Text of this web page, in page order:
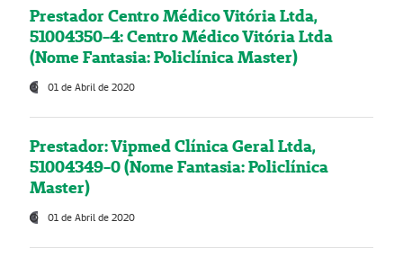
Prestador Centro Médico Vitória Ltda,
51004350-4: Centro Médico Vitória Ltda
(Nome Fantasia: Policlínica Master)
01 de Abril de 2020
Prestador: Vipmed Clínica Geral Ltda,
51004349-0 (Nome Fantasia: Policlínica
Master)
01 de Abril de 2020